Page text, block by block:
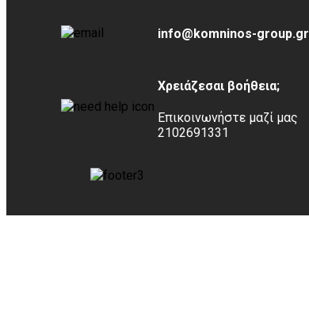
info@komninos-group.gr
Χρειάζεσαι βοήθεια;
Επικοινωνήστε μαζί μας
2102691331